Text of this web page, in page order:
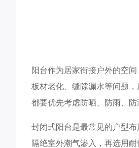
阳台作为居家衔接户外的空
板材老化、缝隙漏水等问题
都要优先考虑防晒、防雨、
封闭式阳台是最常见的户型
隔绝室外潮气渗入，再选用